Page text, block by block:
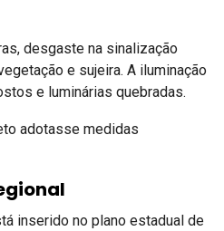
desgaste na sinalização
e sujeira. A iluminação
e luminárias quebradas.
adotasse medidas
inserido no plano estadual de